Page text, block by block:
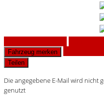
Fahrzeug merken
Teilen
Die angegebene E-Mail wird nicht
genutzt